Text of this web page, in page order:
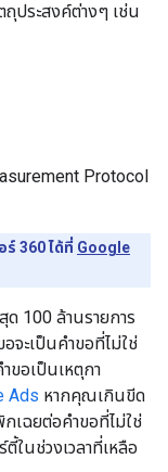
ถุประสงค์ต่างๆ เช่น
Protocol
360 ได้ที่ Google
100 ล้านรายการ
จะเป็นคําขอที่ไม่ใช่
ขอเป็นเหตุกา
Ads หากคุณเกินขีด
เฉยต่อคําขอที่ไม่ใช่
ในช่วงเวลาที่เหลือ